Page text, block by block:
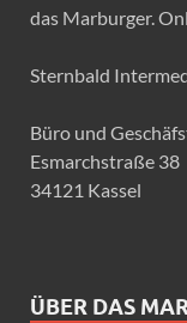
das Marburger.
Sternbald
Büro und
Esmarchstraße 38
34121 Kassel
ÜBER DAS